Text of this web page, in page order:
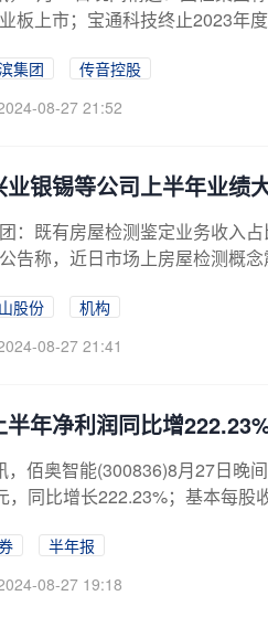
板上市；宝通科技终止2023年
集团
传音控股
08-27 21:52
业银锡等公司上半年业绩
团：既有房屋检测鉴定业务收入
告称，近日市场上房屋检测概
股份
机构
08-27 21:41
年净利润同比增
，佰奥智能(300836)8月27日晚
，同比增长222.23%；基本每股
半年报
08-27 19:18